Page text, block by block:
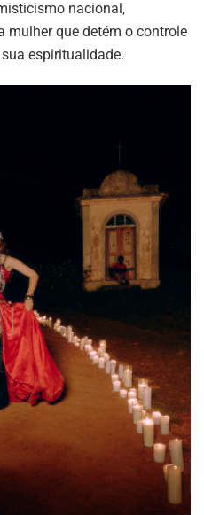
nacional,
mulher que detém o controle
espiritualidade.